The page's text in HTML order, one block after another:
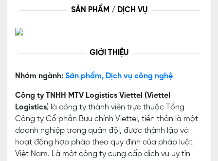
SẢN PHẨM / DỊCH VỤ
GIỚI THIỆU
Nhóm ngành: Sản phẩm, Dịch vụ công nghệ
Công ty TNHH MTV Logistics Viettel (Viettel
Logistics) là công ty thành viên trực thuộc Tổng
Công ty Cổ phần Bưu chính Viettel, tiền thân là một
doanh nghiệp trong quân đội, được thành lập và
hoạt động hợp pháp theo quy định của pháp luật
Việt Nam. Là một công ty cung cấp dịch vụ uy tín